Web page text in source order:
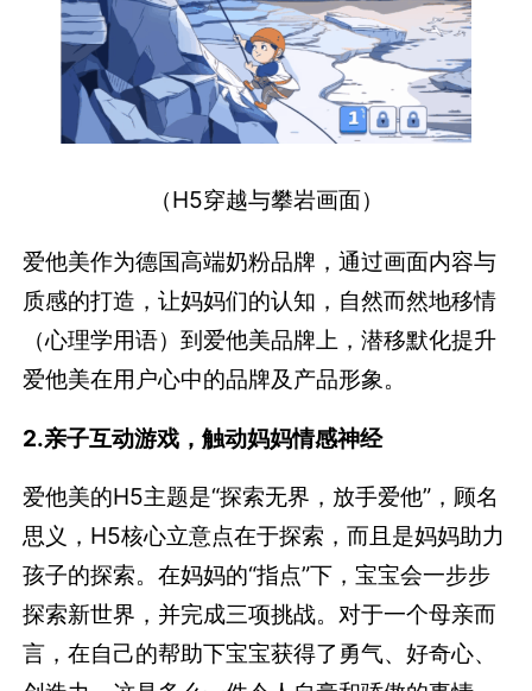
（H5穿越与攀岩画面）
爱他美作为德国高端奶粉品牌，通过画面内容与
质感的打造，让妈妈们的认知，自然而然地移情
（心理学用语）到爱他美品牌上，潜移默化提升
爱他美在用户心中的品牌及产品形象。
2.亲子互动游戏，触动妈妈情感神经
爱他美的H5主题是“探索无界，放手爱他”，顾名
思义，H5核心立意点在于探索，而且是妈妈助力
孩子的探索。在妈妈的“指点”下，宝宝会一步步
探索新世界，并完成三项挑战。对于一个母亲而
言，在自己的帮助下宝宝获得了勇气、好奇心、